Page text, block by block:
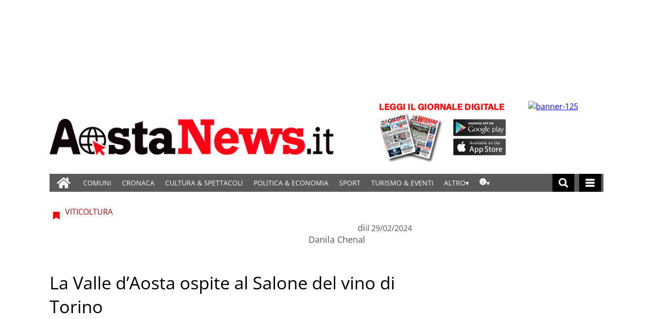
COMUNI CRONACA CULTURA & SPETTACOLI POLITICA & ECONOMIA SPORT TURISMO & EVENTI ALTRO
VITICOLTURA
di
Danila Chenal
il 29/02/2024
La Valle d’Aosta ospite al Salone del vino di
Torino